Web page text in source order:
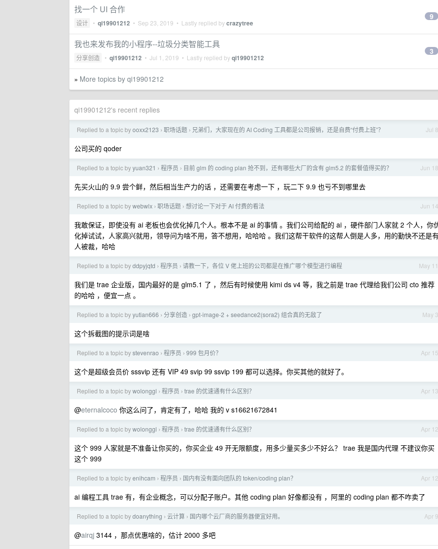
找一个 UI 合作
设计 • qi19901212 • Sep 23, 2019 • Lastly replied bycrazytree
9
我也来发布我的小程序--垃圾分类智能工具
分享创造 • qi19901212 • Jul 1, 2019 • Lastly replied byqi19901212
3
» More topics by qi19901212
qi19901212's recent replies
Jul 8
Replied to a topic byooxx2123 › 职场话题 › 兄弟们，大家现在的 AI Coding 工具都是公司报销，还是自费“付费上班”？
公司买的 qoder
Jun 18
Replied to a topic byyuan321 › 程序员 › 目前 glm 的 coding plan 抢不到，还有哪些大厂的含有 glm5.2 的套餐值得买的？
先买火山的 9.9 尝个鲜，然后相当生产力的话 ，还需要在考虑一下 ，玩二下 9.9 也亏不到哪里去
Jun 14
Replied to a topic bywebwlx › 职场话题 › 想讨论一下对于 AI 付费的看法
我敢保证，即使没有 ai 老板也会优化掉几个人。根本不是 ai 的事情 。我们公司给配的 ai ，硬件部门人家就 2 个人，你
化掉试试，人家高兴就用，领导问为啥不用，答不想用，哈哈哈 。我们这帮干软件的这帮人倒是人多，用的勤快不还是
人被裁，哈哈
May 11
Replied to a topic byddpyjqtd › 程序员 › 请教一下，各位 V 佬上班的公司都是在推广哪个模型进行编程
我们是 trae 企业版，国内最好的是 glm5.1 了 ，然后有时候使用 kimi ds v4 等，我之前是 trae 代理给我们公司 cto 推荐
的哈哈 ，便宜一点 。
May 3
Replied to a topic byyutian666 › 分享创造 › gpt-image-2 + seedance2(sora2) 组合真的无敌了
这个拆截图的提示词是啥
Apr 15
Replied to a topic bystevenrao › 程序员 › 999 包月价？
这个是超级会员价 sssvip 还有 VIP 49 svip 99 ssvip 199 都可以选择。你买其他的就好了。
Apr 13
Replied to a topic bywolonggl › 程序员 › trae 的优速通有什么区别？
@eternalcoco 你这么问了，肯定有了，哈哈 我的 v s16621672841
Apr 12
Replied to a topic bywolonggl › 程序员 › trae 的优速通有什么区别？
这个 999 人家就是不准备让你买的，你买企业 49 开无限额度，用多少量买多少不好么？ trae 我是国内代理 不建议你买
这个 999
Apr 12
Replied to a topic byenihcam › 程序员 › 国内有没有面向团队的 token/coding plan？
ai 编程工具 trae 有，有企业概念，可以分配子账户。其他 coding plan 好像都没有 ，阿里的 coding plan 都不咋卖了
Apr 9
Replied to a topic bydoanything › 云计算 › 国内哪个云厂商的服务器便宜好用。
@airqj 3144 ，那点优惠啥的，估计 2000 多吧